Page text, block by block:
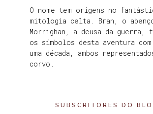
O nome tem origens no
mitologia celta. Bran, o
Morrighan, a deusa da guerra,
os símbolos desta aventura
uma década, ambos
corvo.
SUBSCRITORES DO